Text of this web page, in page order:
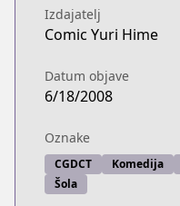
Izdajatelj
Comic Yuri Hime
Datum objave
6/18/2008
Oznake
CGDCT Komedija
Šola